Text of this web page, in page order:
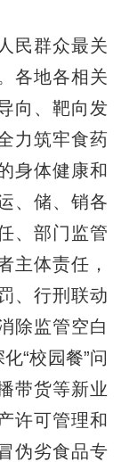
民群众最关
各地各相关
向、靶向发
力筑牢食药
身体健康和
、储、销各
、部门监管
主体责任，
、行刑联动
除监管空白
“校园餐”问
带货等新业
许可管理和
伪劣食品专